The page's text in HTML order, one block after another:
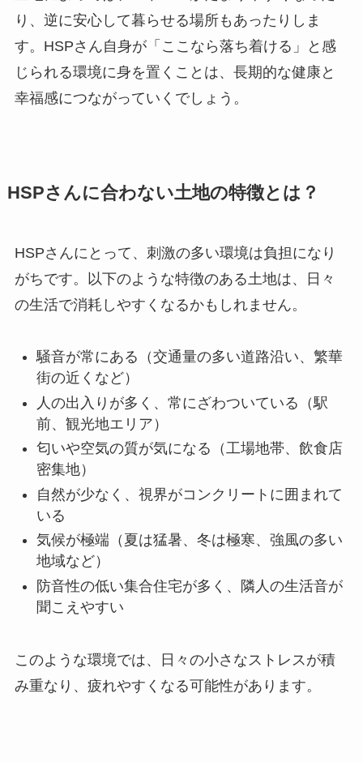
り、逆に安心して暮らせる場所もあったりしま
す。HSPさん自身が「ここなら落ち着ける」と感
じられる環境に身を置くことは、長期的な健康と
幸福感につながっていくでしょう。
HSPさんに合わない土地の特徴とは？
HSPさんにとって、刺激の多い環境は負担になり
がちです。以下のような特徴のある土地は、日々
の生活で消耗しやすくなるかもしれません。
騒音が常にある（交通量の多い道路沿い、繁華
街の近くなど）
人の出入りが多く、常にざわついている（駅
前、観光地エリア）
匂いや空気の質が気になる（工場地帯、飲食店
密集地）
自然が少なく、視界がコンクリートに囲まれて
いる
気候が極端（夏は猛暑、冬は極寒、強風の多い
地域など）
防音性の低い集合住宅が多く、隣人の生活音が
聞こえやすい
このような環境では、日々の小さなストレスが積
み重なり、疲れやすくなる可能性があります。